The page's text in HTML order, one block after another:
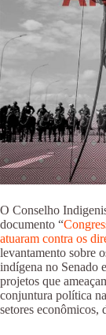
O Conselho
documento “
atuaram contra os
levantamento sobre
indígena no Senado
projetos que
conjuntura política
setores econômicos,